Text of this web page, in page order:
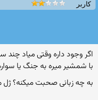
کاربر
اگر وجود داره وقتی میاد
با شمشیر میره به جنگ یا
به چه زبانی صحبت میکنه؟ ژل